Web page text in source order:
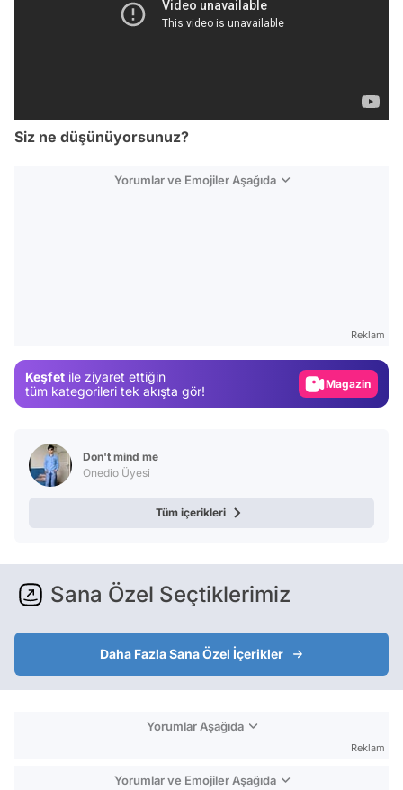
Siz ne düşünüyorsunuz?
Yorumlar ve Emojiler Aşağıda
Reklam
Keşfet ile ziyaret ettiğin
tüm kategorileri tek akışta gör!
Video
Don't mind me
Onedio Üyesi
Tüm içerikleri
Sana Özel Seçtiklerimiz
Daha Fazla Sana Özel İçerikler
Yorumlar Aşağıda
Reklam
Yorumlar ve Emojiler Aşağıda